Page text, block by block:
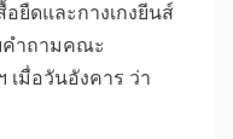
ยืดและกางเกงยีนส์
คำถามคณะ
มื่อวันอังคาร ว่า